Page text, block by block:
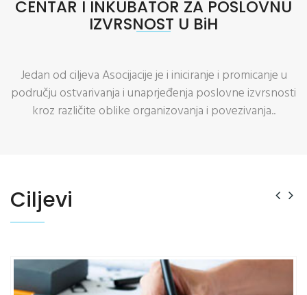
CENTAR I INKUBATOR ZA POSLOVNU
IZVRSNOST U BiH
Jedan od ciljeva Asocijacije je i iniciranje i promicanje u
području ostvarivanja i unaprjeđenja poslovne izvrsnosti
kroz različite oblike organizovanja i povezivanja..
Ciljevi